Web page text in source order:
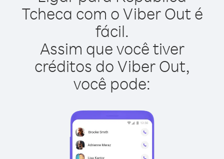
Tcheca com o Viber Out é
fácil.
Assim que você tiver
créditos do Viber Out,
você pode: